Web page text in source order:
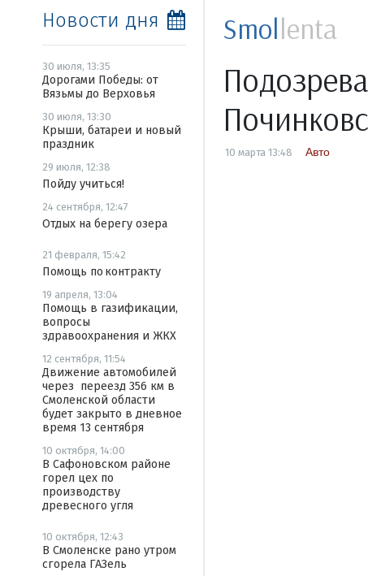
Новости дня
30 июля, 13:35
Дорогами Победы: от
Вязьмы до Верховья
30 июля, 13:30
Крыши, батареи и новый
праздник
29 июля, 12:38
Пойду учиться!
24 сентября, 12:47
Отдых на берегу озера
21 февраля, 15:42
Помощь по контракту
19 апреля, 13:04
Помощь в газификации,
вопросы
здравоохранения и ЖКХ
12 сентября, 11:54
Движение автомобилей
через переезд 356 км в
Смоленской области
будет закрыто в дневное
время 13 сентября
10 октября, 14:00
В Сафоновском районе
горел цех по
производству
древесного угля
10 октября, 12:43
В Смоленске рано утром
сгорела ГАЗель
Smollenta
10 марта 13:48 Авто